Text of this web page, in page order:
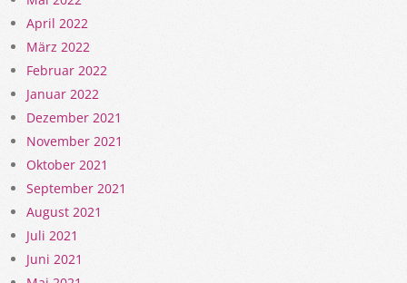
April 2022
März 2022
Februar 2022
Januar 2022
Dezember 2021
November 2021
Oktober 2021
September 2021
August 2021
Juli 2021
Juni 2021